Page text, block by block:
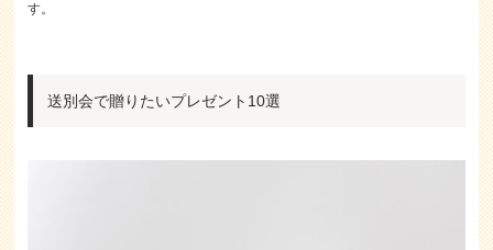
す。
送別会で贈りたいプレゼント10選